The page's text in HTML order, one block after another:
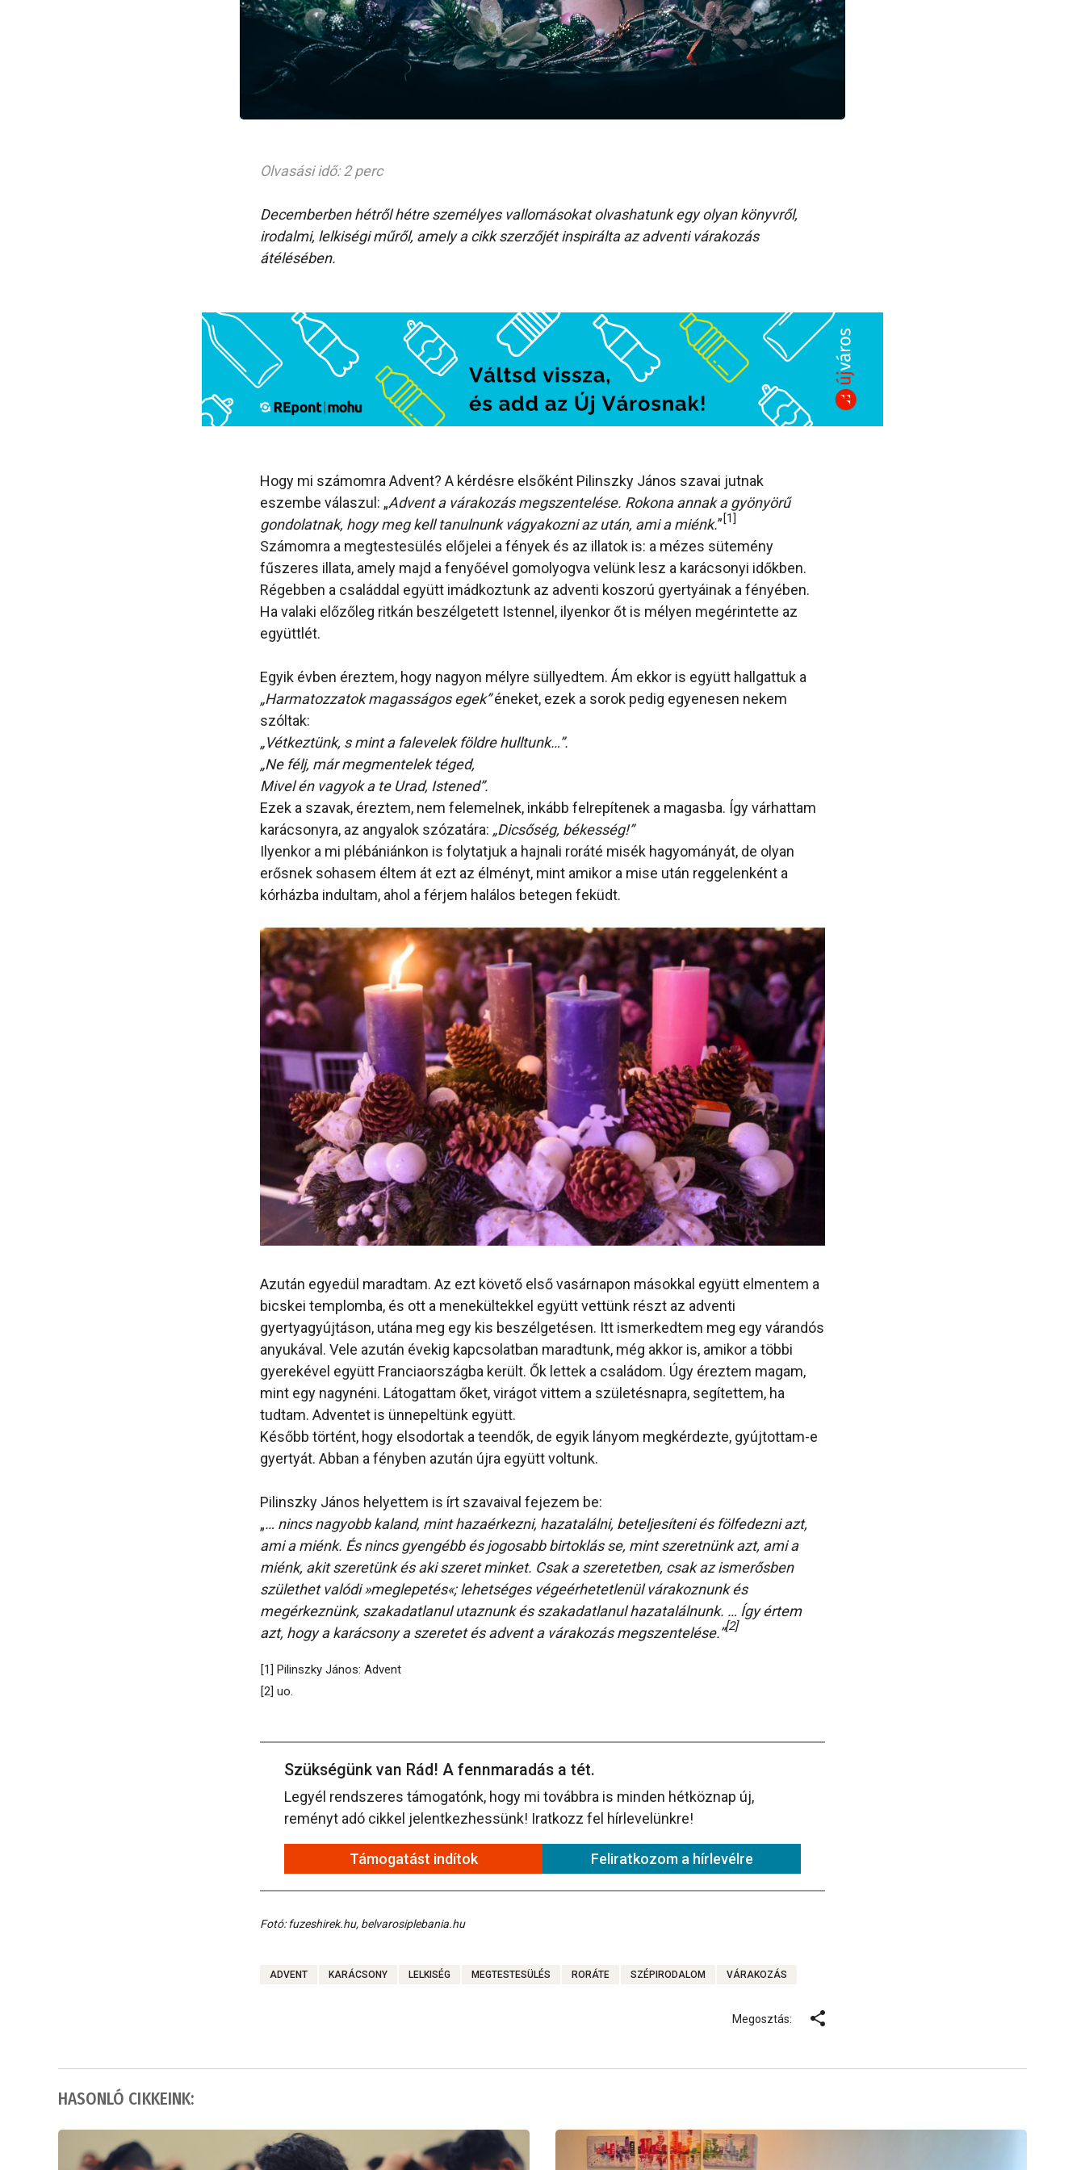
Olvasási idő: 2 perc
Decemberben hétről hétre személyes vallomásokat olvashatunk egy olyan könyvről,
irodalmi, lelkiségi műről, amely a cikk szerzőjét inspirálta az adventi várakozás
átélésében.
Hogy mi számomra Advent? A kérdésre elsőként Pilinszky János szavai jutnak
eszembe válaszul: „Advent a várakozás megszentelése. Rokona annak a gyönyörű
gondolatnak, hogy meg kell tanulnunk vágyakozni az után, ami a miénk.” [1]
Számomra a megtestesülés előjelei a fények és az illatok is: a mézes sütemény
fűszeres illata, amely majd a fenyőével gomolyogva velünk lesz a karácsonyi időkben.
Régebben a családdal együtt imádkoztunk az adventi koszorú gyertyáinak a fényében.
Ha valaki előzőleg ritkán beszélgetett Istennel, ilyenkor őt is mélyen megérintette az
együttlét.
Egyik évben éreztem, hogy nagyon mélyre süllyedtem. Ám ekkor is együtt hallgattuk a
„Harmatozzatok magasságos egek”éneket, ezek a sorok pedig egyenesen nekem
szóltak:
„Vétkeztünk, s mint a falevelek földre hulltunk…”.
„Ne félj, már megmentelek téged,
Mivel én vagyok a te Urad, Istened”.
Ezek a szavak, éreztem, nem felemelnek, inkább felrepítenek a magasba. Így várhattam
karácsonyra, az angyalok szózatára: „Dicsőség, békesség!”
Ilyenkor a mi plébániánkon is folytatjuk a hajnali roráté misék hagyományát, de olyan
erősnek sohasem éltem át ezt az élményt, mint amikor a mise után reggelenként a
kórházba indultam, ahol a férjem halálos betegen feküdt.
Azután egyedül maradtam. Az ezt követő első vasárnapon másokkal együtt elmentem a
bicskei templomba, és ott a menekültekkel együtt vettünk részt az adventi
gyertyagyújtáson, utána meg egy kis beszélgetésen. Itt ismerkedtem meg egy várandós
anyukával. Vele azután évekig kapcsolatban maradtunk, még akkor is, amikor a többi
gyerekével együtt Franciaországba került. Ők lettek a családom. Úgy éreztem magam,
mint egy nagynéni. Látogattam őket, virágot vittem a születésnapra, segítettem, ha
tudtam. Adventet is ünnepeltünk együtt.
Később történt, hogy elsodortak a teendők, de egyik lányom megkérdezte, gyújtottam-e
gyertyát. Abban a fényben azután újra együtt voltunk.
Pilinszky János helyettem is írt szavaival fejezem be:
„… nincs nagyobb kaland, mint hazaérkezni, hazatalálni, beteljesíteni és fölfedezni azt,
ami a miénk. És nincs gyengébb és jogosabb birtoklás se, mint szeretnünk azt, ami a
miénk, akit szeretünk és aki szeret minket. Csak a szeretetben, csak az ismerősben
születhet valódi »meglepetés«; lehetséges végeérhetetlenül várakoznunk és
megérkeznünk, szakadatlanul utaznunk és szakadatlanul hazatalálnunk. … Így értem
azt, hogy a karácsony a szeretet és advent a várakozás megszentelése.”[2]
[1] Pilinszky János: Advent
[2] uo.
Szükségünk van Rád! A fennmaradás a tét.
Legyél rendszeres támogatónk, hogy mi továbbra is minden hétköznap új,
reményt adó cikkel jelentkezhessünk! Iratkozz fel hírlevelünkre!
Támogatást indítok Feliratkozom a hírlevélre
Fotó: fuzeshirek.hu, belvarosiplebania.hu
ADVENT KARÁCSONY LELKISÉG MEGTESTESÜLÉS RORÁTE SZÉPIRODALOM VÁRAKOZÁS
Megosztás:
HASONLÓ CIKKEINK: